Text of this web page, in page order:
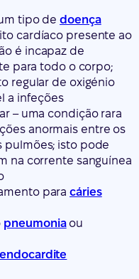
tipo dedoença
cardíaco presente ao
é incapaz de
para todo o corpo;
regular de oxigénio
a infeções
– uma condição rara
anormais entre os
pulmões; isto pode
na corrente sanguínea
paracáries
pneumoniaou
endocardite